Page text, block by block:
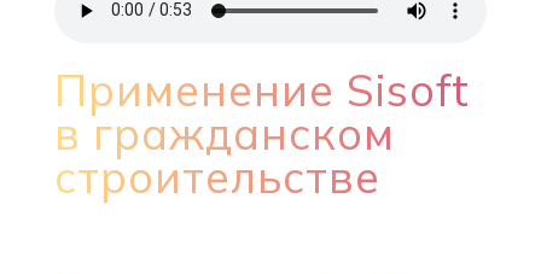
Применение Sisoft
в гражданском
строительстве